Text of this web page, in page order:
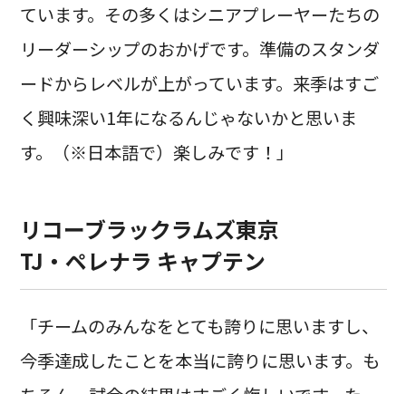
ています。その多くはシニアプレーヤーたちの
リーダーシップのおかげです。準備のスタンダ
ードからレベルが上がっています。来季はすご
く興味深い1年になるんじゃないかと思いま
す。（※日本語で）楽しみです！」
リコーブラックラムズ東京
TJ・ペレナラ キャプテン
「チームのみんなをとても誇りに思いますし、
今季達成したことを本当に誇りに思います。も